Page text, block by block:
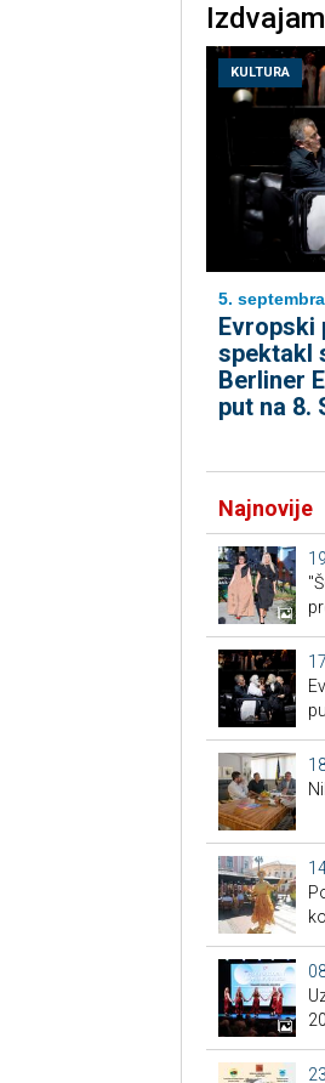
KULTURA
5. septembra
Evropski
spektakl
Berliner
put na 8.
Najnovije